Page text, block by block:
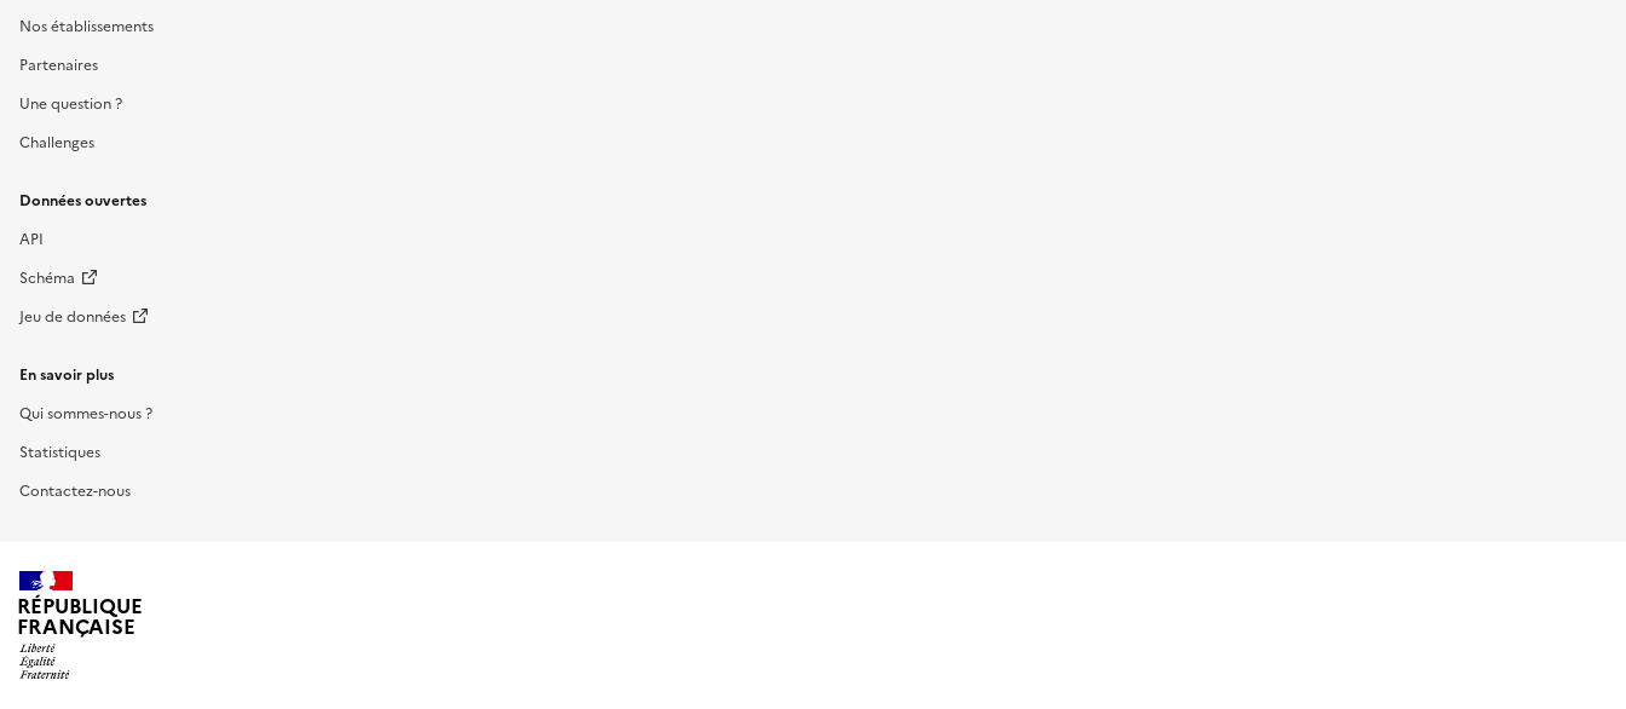
Nos établissements
Partenaires
Une question ?
Challenges
Données ouvertes
API
Schéma
Jeu de données
En savoir plus
Qui sommes-nous ?
Statistiques
Contactez-nous
RÉPUBLIQUE
FRANÇAISE